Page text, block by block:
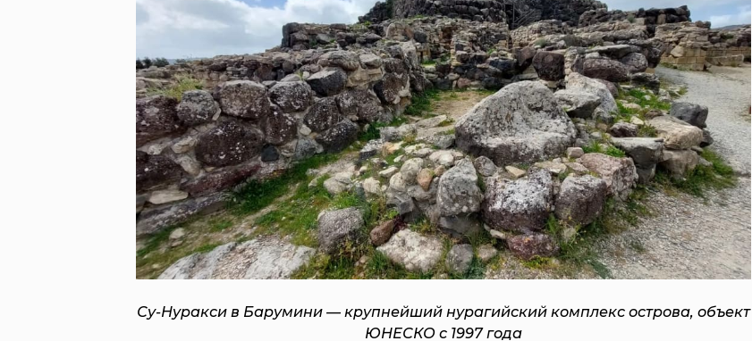
Су-Нуракси в Барумини — крупнейший нурагийский комплекс острова, объект
ЮНЕСКО с 1997 года